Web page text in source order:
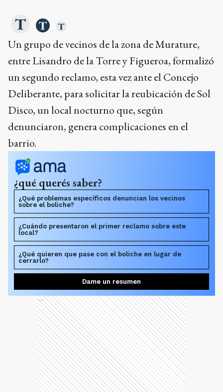
Un grupo de vecinos de la zona de Murature,
entre Lisandro de la Torre y Figueroa, formalizó
un segundo reclamo, esta vez ante el Concejo
Deliberante, para solicitar la reubicación de Sol
Disco, un local nocturno que, según
denunciaron, genera complicaciones en el
barrio.
¿qué querés saber?
¿Qué problemas específicos denuncian los vecinos
sobre el boliche?
¿Cuándo presentaron el primer reclamo sobre este
local?
¿Qué quieren que pase con el boliche en lugar de
cerrarlo?
Dame un resumen
Ads